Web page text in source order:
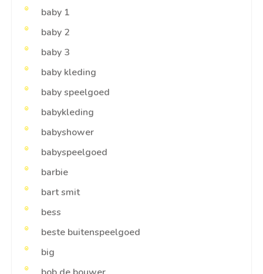
baby 1
baby 2
baby 3
baby kleding
baby speelgoed
babykleding
babyshower
babyspeelgoed
barbie
bart smit
bess
beste buitenspeelgoed
big